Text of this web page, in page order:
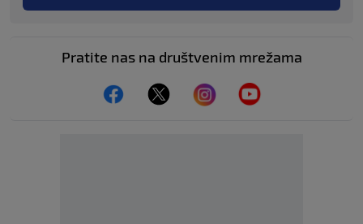
Pratite nas na društvenim mrežama